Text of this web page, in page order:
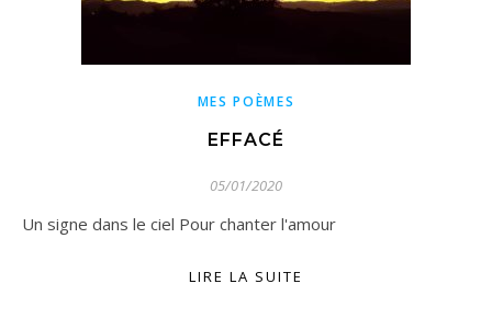
MES POÈMES
EFFACÉ
05/01/2020
Un signe dans le ciel Pour chanter l'amour
LIRE LA SUITE